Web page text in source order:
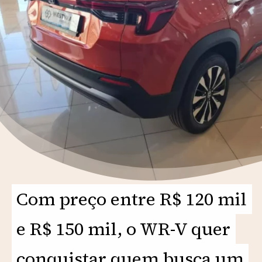
Com preço entre R$ 120 mil
e R$ 150 mil, o WR-V quer
Com preço entre R$ 120 mil
e R$ 150 mil, o WR-V quer